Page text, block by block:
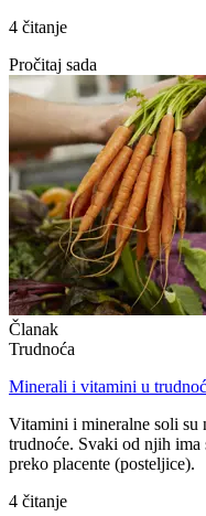
4 čitanje
Pročitaj sada
Članak
Trudnoća
Minerali i vitamini u
Vitamini i mineralne soli su
trudnoće. Svaki od njih
preko placente (posteljice).
4 čitanje